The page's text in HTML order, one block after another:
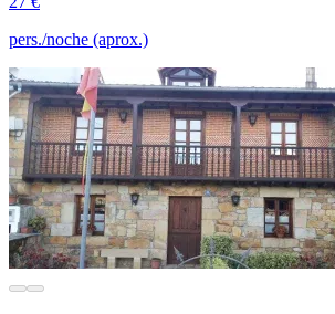
pers./noche (aprox.)